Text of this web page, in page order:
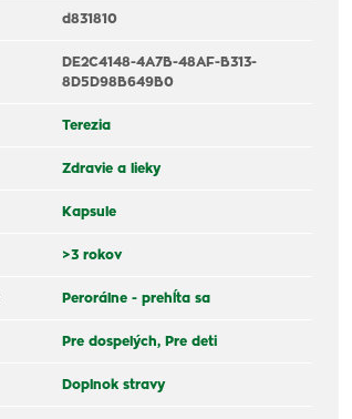
d831810
DE2C4148-4A7B-48AF-B313-
8D5D98B649B0
Terezia
Zdravie a lieky
Kapsule
>3 rokov
Perorálne - prehĺta sa
Pre dospelých, Pre deti
Doplnok stravy